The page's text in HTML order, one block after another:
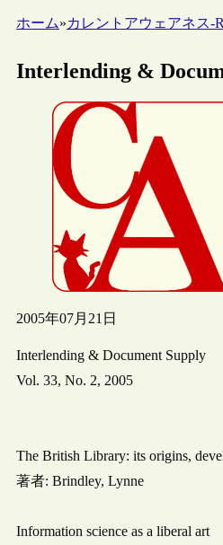
ホーム»カレントアウェアネス-
Interlending &
2005年07月21日
Interlending & Document Supply
Vol. 33, No. 2, 2005
The British Library: its origins,
著者: Brindley, Lynne
Information science as a liberal art